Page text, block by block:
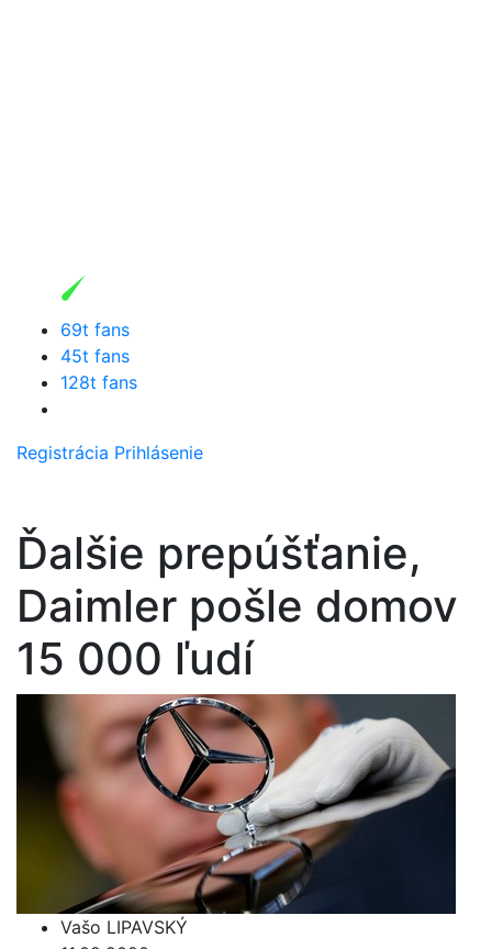
69t fans
45t fans
128t fans
Registrácia Prihlásenie
Ďalšie prepúšťanie,
Daimler pošle domov
15 000 ľudí
Vašo LIPAVSKÝ